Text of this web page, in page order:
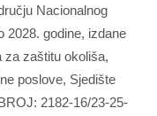
Nacionalnog
2028. godine, izdane
za zaštitu okoliša,
poslove, Sjedište
2182-16/23-25-